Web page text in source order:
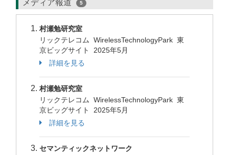
メディア報道 5
村瀬勉研究室
リックテレコム WirelessTechnologyPark 東
京ビッグサイト 2025年5月
詳細を見る
村瀬勉研究室
リックテレコム WirelessTechnologyPark 東
京ビッグサイト 2025年5月
詳細を見る
セマンティックネットワーク